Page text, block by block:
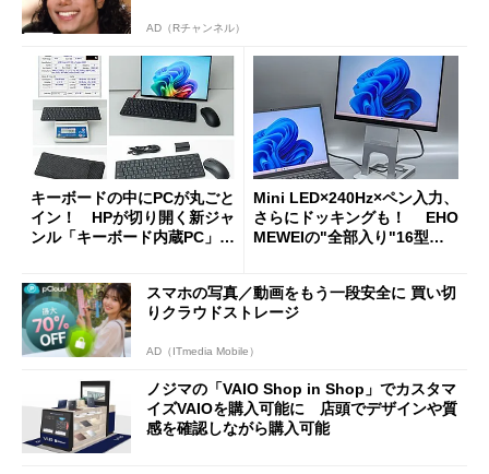
AD（Rチャンネル）
キーボードの中にPCが丸ごと
イン！ HPが切り開く新ジャ
ンル「キーボード内蔵PC」の
Mini LED×240Hz×ペン入力、
さらにドッキングも！ EHO
MEWEIの"全部入り"16型モ
スマホの写真／動画をもう一段安全に 買い切
りクラウドストレージ
AD（ITmedia Mobile）
ノジマの「VAIO Shop in Shop」でカスタマ
イズVAIOを購入可能に 店頭でデザインや質
感を確認しながら購入可能